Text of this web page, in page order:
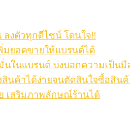
งตัวทุกดีไซน์ โดนใจ!!
ยอดขายให้แบรนด์ได้
ในแบรนด์ บ่งบอกความเป็นมื
นค้าได้ง่ายจนตัดสินใจซื้อสินค้
เสริมภาพลักษณ์ร้านได้